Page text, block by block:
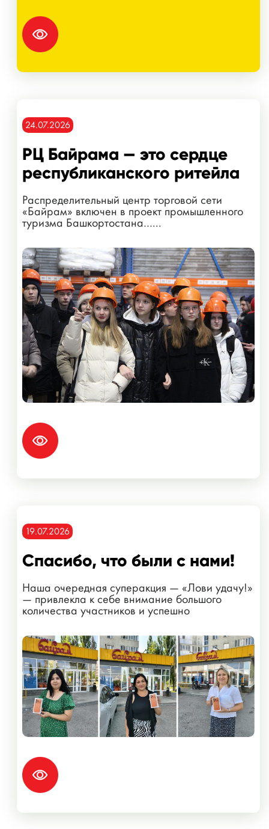
24.07.2026
РЦ Байрама — это сердце
республиканского ритейла
Распределительный центр торговой сети
«Байрам» включен в проект промышленного
туризма Башкортостана…...
19.07.2026
Спасибо, что были с нами!
Наша очередная суперакция — «Лови удачу!»
— привлекла к себе внимание большого
количества участников и успешно
завершилась!...